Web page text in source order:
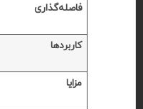
فاصله‌گذاری
کاربردها
مزایا